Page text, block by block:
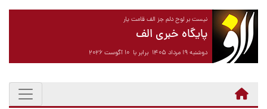
نیست بر لوح دلم جز الف قامت یار
پایگاه خبری الف
دوشنبه ۱۹ مرداد ۱۴۰۵ برابر با ۱۰ آگوست ۲۰۲۶